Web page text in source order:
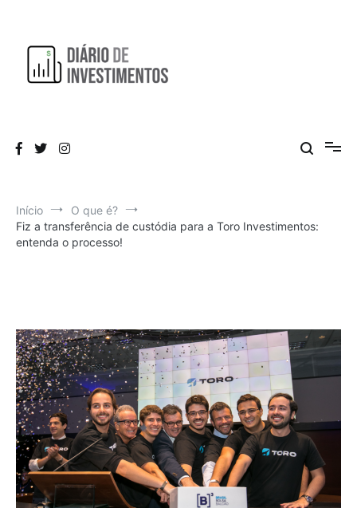
conteúdo
Início
O que é?
Fiz a transferência de custódia para a Toro Investimentos:
entenda o processo!